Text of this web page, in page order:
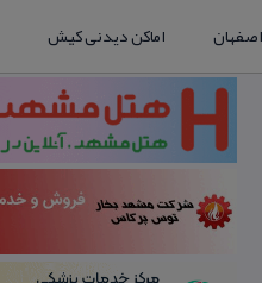
اماکن دیدنی کیش